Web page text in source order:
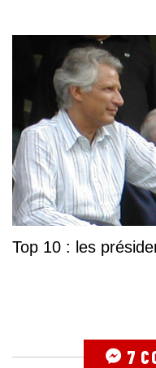
Top 10 : les
7